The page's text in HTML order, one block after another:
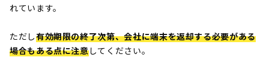
れています。
ただし有効期限の終了次第、会社に端末を返却する必要がある
場合もある点に注意してください。